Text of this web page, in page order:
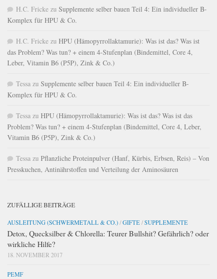
H.C. Fricke zu Supplemente selber bauen Teil 4: Ein individueller B-
Komplex für HPU & Co.
H.C. Fricke zu HPU (Hämopyrrollaktamurie): Was ist das? Was ist
das Problem? Was tun? + einem 4-Stufenplan (Bindemittel, Core 4,
Leber, Vitamin B6 (P5P), Zink & Co.)
Tessa zu Supplemente selber bauen Teil 4: Ein individueller B-
Komplex für HPU & Co.
Tessa zu HPU (Hämopyrrollaktamurie): Was ist das? Was ist das
Problem? Was tun? + einem 4-Stufenplan (Bindemittel, Core 4, Leber,
Vitamin B6 (P5P), Zink & Co.)
Tessa zu Pflanzliche Proteinpulver (Hanf, Kürbis, Erbsen, Reis) – Von
Presskuchen, Antinährstoffen und Verteilung der Aminosäuren
ZUFÄLLIGE BEITRÄGE
AUSLEITUNG (SCHWERMETALL & CO.)/GIFTE/SUPPLEMENTE
Detox, Quecksilber & Chlorella: Teurer Bullshit? Gefährlich? oder
wirkliche Hilfe?
18. NOVEMBER 2017
PEMF